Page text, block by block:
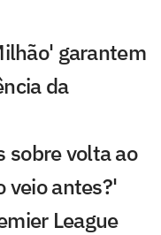
garantem
da
sobre volta ao
veio antes?'
League